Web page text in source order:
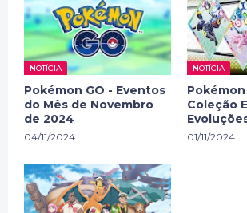
NOTÍCIA
Pokémon GO - Eventos
do Mês de Novembro
de 2024
04/11/2024
NOTÍCIA
Pokémon
Coleção
01/11/2024